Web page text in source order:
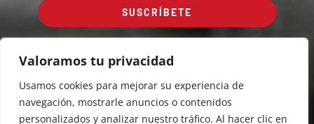
Valoramos tu privacidad
Usamos cookies para mejorar su experiencia de
navegación, mostrarle anuncios o contenidos
personalizados y analizar nuestro tráfico. Al hacer clic en
SUSCRÍBETE